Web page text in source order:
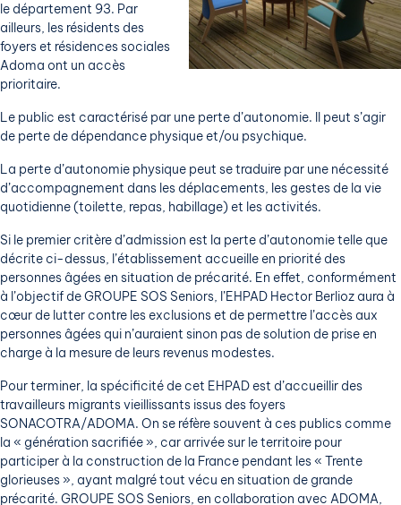
le département 93. Par
ailleurs, les résidents des
foyers et résidences sociales
Adoma ont un accès
prioritaire.
Le public est caractérisé par une perte d’autonomie. Il peut s’agir
de perte de dépendance physique et/ou psychique.
La perte d’autonomie physique peut se traduire par une nécessité
d’accompagnement dans les déplacements, les gestes de la vie
quotidienne (toilette, repas, habillage) et les activités.
Si le premier critère d’admission est la perte d’autonomie telle que
décrite ci-dessus, l’établissement accueille en priorité des
personnes âgées en situation de précarité. En effet, conformément
à l’objectif de GROUPE SOS Seniors, l’EHPAD Hector Berlioz aura à
cœur de lutter contre les exclusions et de permettre l’accès aux
personnes âgées qui n’auraient sinon pas de solution de prise en
charge à la mesure de leurs revenus modestes.
Pour terminer, la spécificité de cet EHPAD est d’accueillir des
travailleurs migrants vieillissants issus des foyers
SONACOTRA/ADOMA. On se réfère souvent à ces publics comme
la « génération sacrifiée », car arrivée sur le territoire pour
participer à la construction de la France pendant les « Trente
glorieuses », ayant malgré tout vécu en situation de grande
précarité. GROUPE SOS Seniors, en collaboration avec ADOMA,